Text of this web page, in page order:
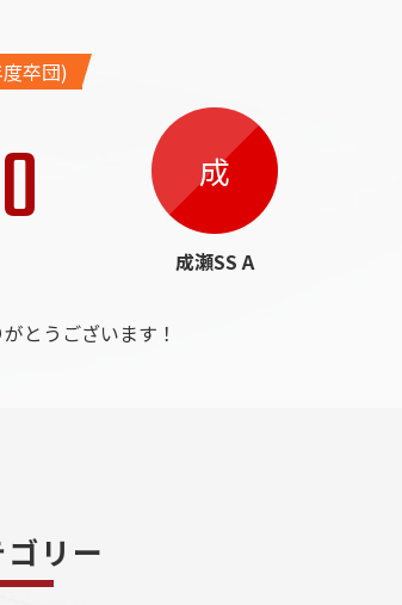
卒団)
0 成
成瀬SS A
とうございます！
リー